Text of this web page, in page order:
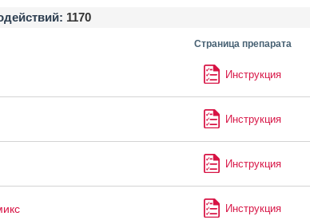
1170
Страница препарата
Инструкция
Инструкция
Инструкция
Инструкция